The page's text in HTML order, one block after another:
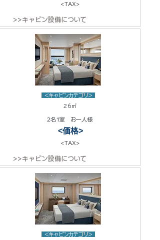
<TAX>
>>キャビン設備について
<キャビンカテゴリ>
26㎡
2名1室 お一人様
<価格>
<TAX>
>>キャビン設備について
<キャビンカテゴリ>